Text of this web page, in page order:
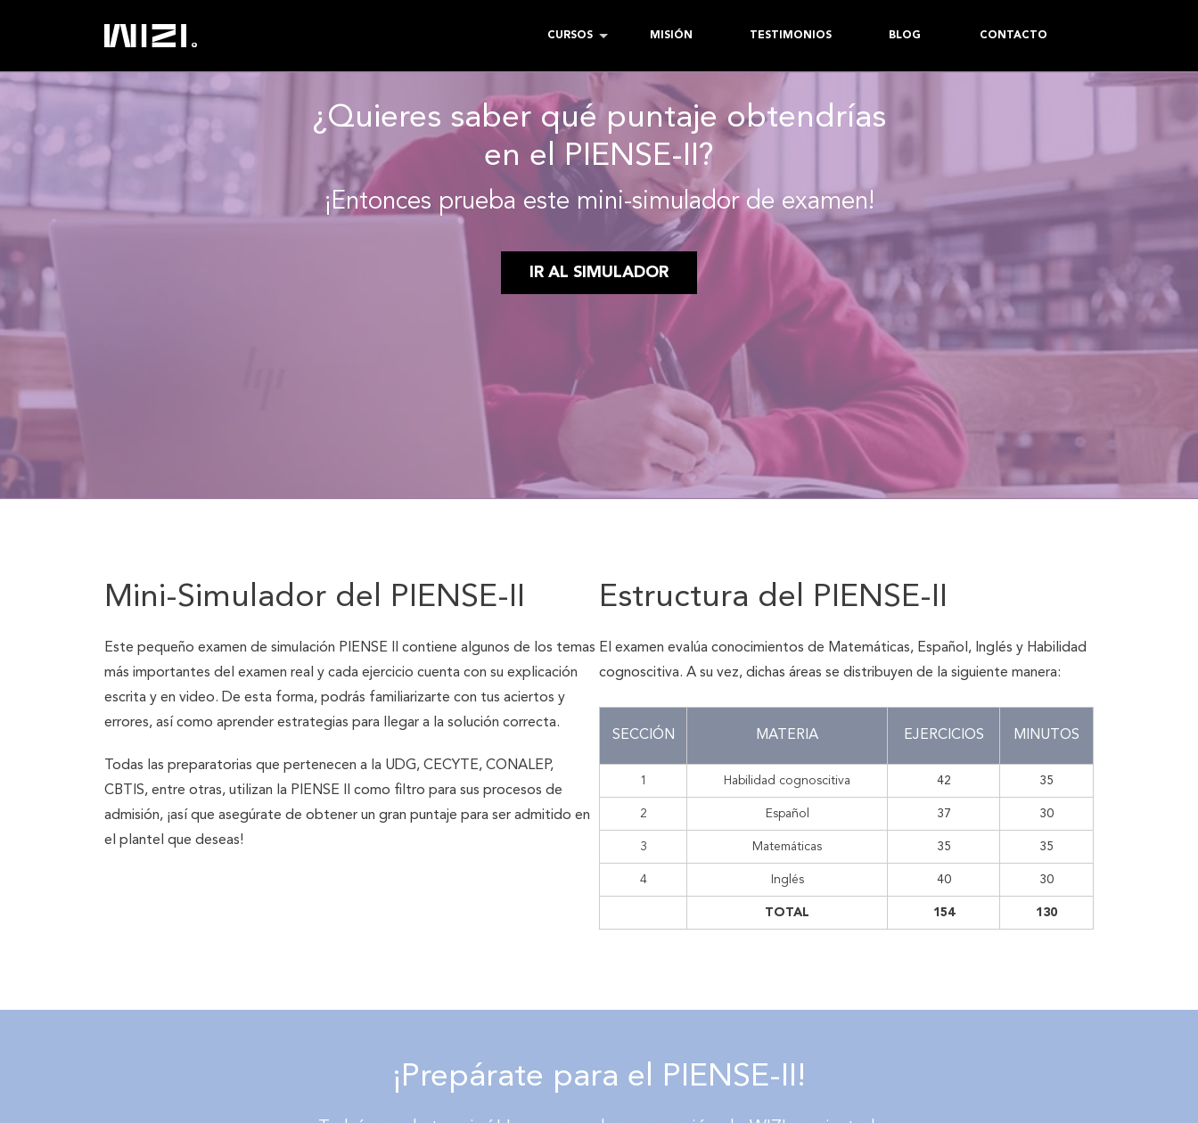
CURSOS MISIÓN TESTIMONIOS BLOG CONTACTO
¿Quieres saber qué puntaje obtendrías
en el PIENSE-II?
¡Entonces prueba este mini-simulador de examen!
IR AL SIMULADOR
Mini-Simulador del PIENSE-II
Este pequeño examen de simulación PIENSE II contiene algunos de los temas
más importantes del examen real y cada ejercicio cuenta con su explicación
escrita y en video. De esta forma, podrás familiarizarte con tus aciertos y
errores, así como aprender estrategias para llegar a la solución correcta.
Todas las preparatorias que pertenecen a la UDG, CECYTE, CONALEP,
CBTIS, entre otras, utilizan la PIENSE II como filtro para sus procesos de
admisión, ¡así que asegúrate de obtener un gran puntaje para ser admitido en
el plantel que deseas!
Estructura del PIENSE-II
El examen evalúa conocimientos de Matemáticas, Español, Inglés y Habilidad
cognoscitiva. A su vez, dichas áreas se distribuyen de la siguiente manera:
SECCIÓN MATERIA EJERCICIOS MINUTOS
1 Habilidad cognoscitiva 42 35
2 Español 37 30
3 Matemáticas 35 35
4 Inglés 40 30
TOTAL 154 130
¡Prepárate para el PIENSE-II!